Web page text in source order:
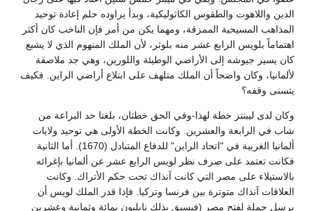
الدين واللاهوت والطقوس الكاثوليكية، وبدأ يراوده حلم إعادة توحيد
المذاهب المسيحية الممزقة، ومهما يكن من أمر فإن الناخب كان أكثر
اهتماماً بلويس الرابع عشر منه بلوثر، لأن الملك المنهوم الذي لا يشبع
كان يسير جيوشه إلى الأراضي الوطيئة واللورين، وهي جد ملاصقة
لألمانيا، وكان واضحاً أن الملك متلهف على ابتلاع أراضي الراين. فكيف
يتسنى وقفه؟
وكان لدى ليبنتز خطة لهذا-وفي الحق خطتان، بلغتا حد البراعة من
شاب في الرابعة والعشرين. وكانت الخطة الأولى هي توحيد ولايات
ألمانيا الغربية في "اتحاد الراين" للدفاع المتبادل (1670). أما الثانية
فكانت تعتمد على صرف نظر لويس الرابع عشر عن ألمانيا بإغرائه
بالاستيلاء على مصر التي كانت آنذاك تحت حكم الأتراك. وكانت
العلاقات آنذاك متوترة بين فرنسا وتركيا. فإذا قدر الملك لويس أن
يرسل حملة لفتح مصر (فيسبق بذلك نابليون بمائة وثمانية وعشرين